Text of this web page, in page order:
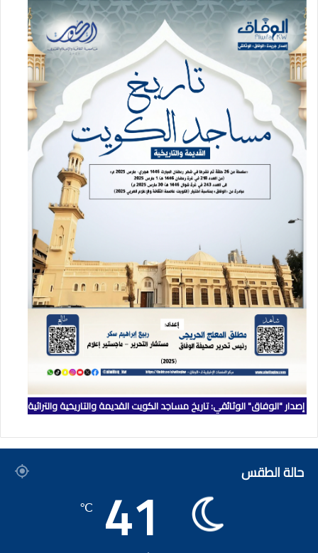
إصدار "الوفاق" الوثائقي: تاريخ مساجد الكويت القديمة والتاريخية والتراثية
حالة الطقس 41
℃